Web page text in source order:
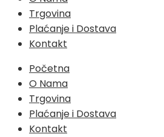
contentTrgovina
Plaćanje i Dostava
Kontakt
Početna
O Nama
Trgovina
Plaćanje i Dostava
Kontakt